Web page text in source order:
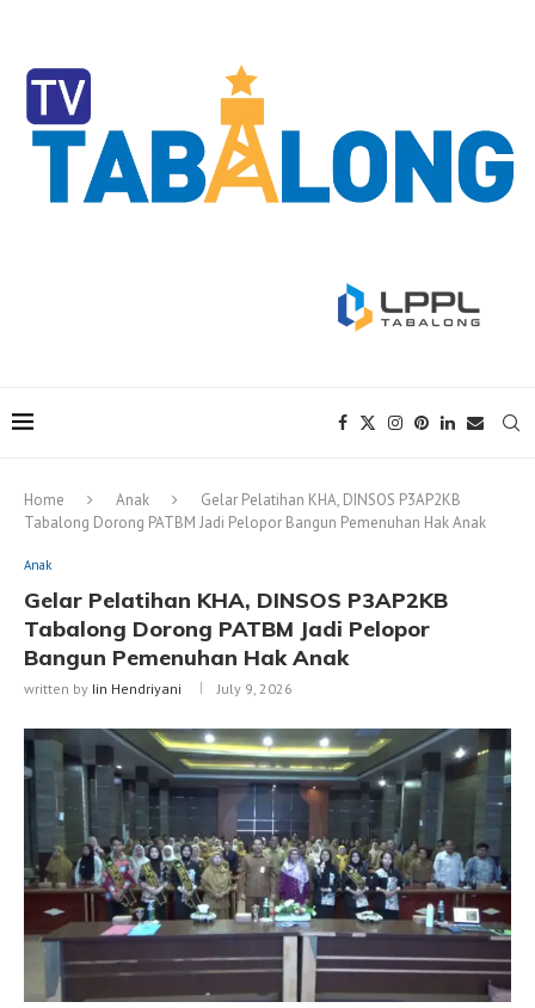
Home Anak
Gelar Pelatihan KHA, DINSOS P3AP2KB
Tabalong Dorong PATBM Jadi Pelopor Bangun Pemenuhan Hak Anak
Anak
Gelar Pelatihan KHA, DINSOS P3AP2KB
Tabalong Dorong PATBM Jadi Pelopor
Bangun Pemenuhan Hak Anak
written by Iin Hendriyani July 9, 2026